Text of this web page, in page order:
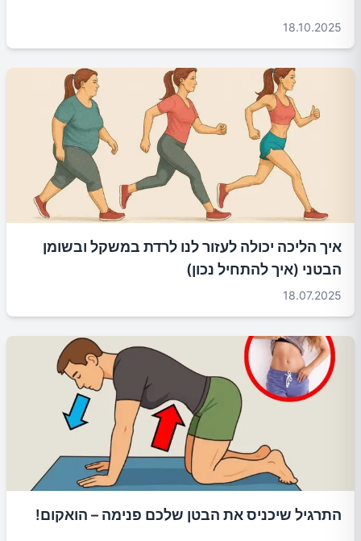
18.10.2025
איך הליכה יכולה לעזור לנו לרדת במשקל ובשומן
הבטני (איך להתחיל נכון)
18.07.2025
התרגיל שיכניס את הבטן שלכם פנימה – הואקום!